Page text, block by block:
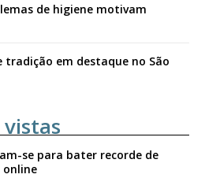
de higiene motivam
tradição em destaque no São
se para bater recorde de